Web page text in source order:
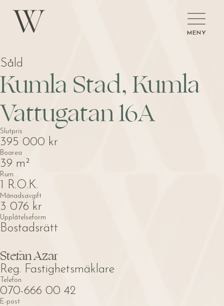
MENY
Såld
Kumla Stad, Kumla
Vattugatan 16A
Slutpris
395 000 kr
Boarea
39 m²
Rum
1 R.O.K.
Månadsavgift
3 076 kr
Upplåtelseform
Bostadsrätt
Stefan Azar
Reg. Fastighetsmäklare
Telefon
070-666 00 42
E-post